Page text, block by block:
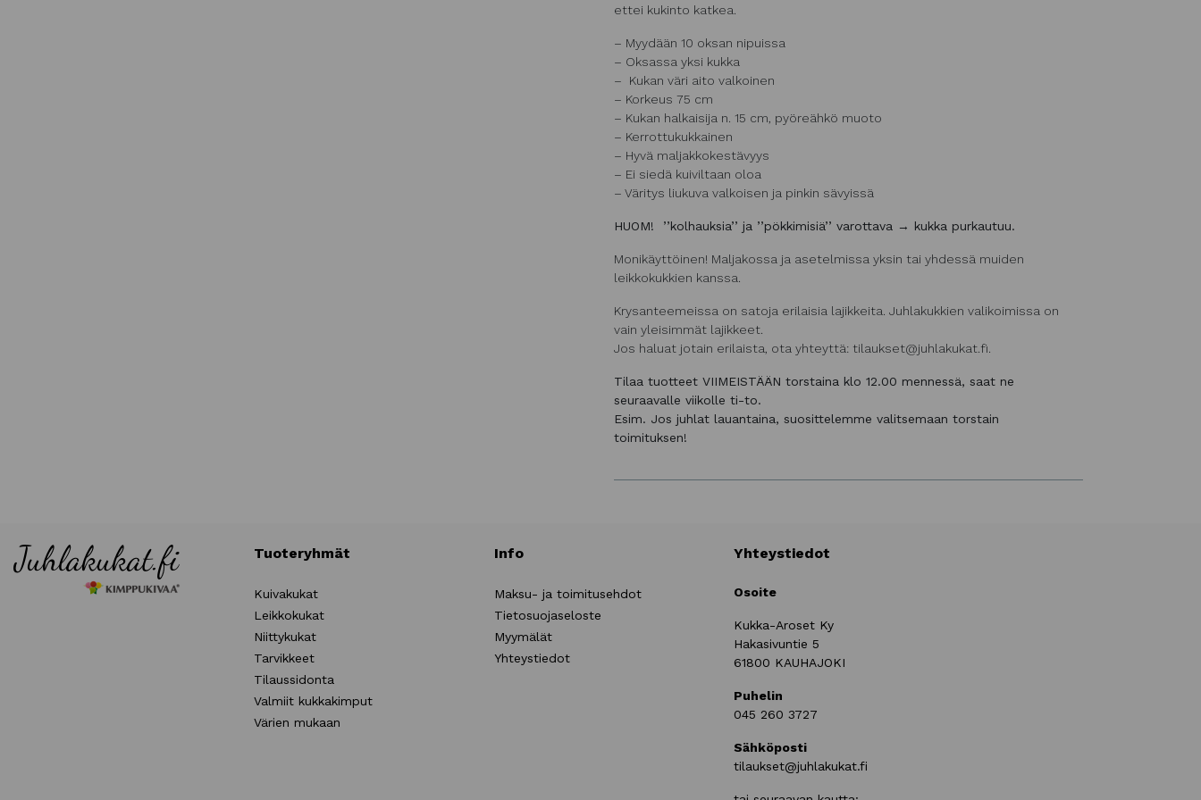
ettei kukinto katkea.
– Myydään 10 oksan nipuissa
– Oksassa yksi kukka
– Kukan väri aito valkoinen
– Korkeus 75 cm
– Kukan halkaisija n. 15 cm, pyöreähkö muoto
– Kerrottukukkainen
– Hyvä maljakkokestävyys
– Ei siedä kuiviltaan oloa
– Väritys liukuva valkoisen ja pinkin sävyissä
HUOM! ’’kolhauksia’’ ja ’’pökkimisiä’’ varottava → kukka purkautuu.
Monikäyttöinen! Maljakossa ja asetelmissa yksin tai yhdessä muiden
leikkokukkien kanssa.
Krysanteemeissa on satoja erilaisia lajikkeita. Juhlakukkien valikoimissa on
vain yleisimmät lajikkeet.
Jos haluat jotain erilaista, ota yhteyttä: tilaukset@juhlakukat.fi.
Tilaa tuotteet VIIMEISTÄÄN torstaina klo 12.00 mennessä, saat ne
seuraavalle viikolle ti-to.
Esim. Jos juhlat lauantaina, suosittelemme valitsemaan torstain
toimituksen!
Tuoteryhmät
Kuivakukat
Leikkokukat
Niittykukat
Tarvikkeet
Tilaussidonta
Valmiit kukkakimput
Värien mukaan
Info
Maksu- ja toimitusehdot
Tietosuojaseloste
Myymälät
Yhteystiedot
Yhteystiedot
Osoite
Kukka-Aroset Ky
Hakasivuntie 5
61800 KAUHAJOKI
Puhelin
045 260 3727
Sähköposti
tilaukset@juhlakukat.fi